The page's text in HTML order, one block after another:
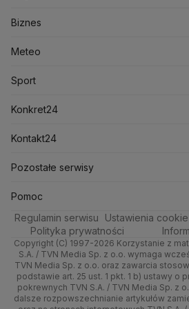
Kryptowaluty
Lotnisko Chopina
Mariusz Błaszczak
Mark Zuckerberg
Ministerstwo Aktywów Państwowych
Ministerstwo Infrastruktury
Ministerstwo Rolnictwa
Ministerstwo Rozwoju i Technologii
Ministerstwo Sportu i Turystyki
Ministerstwo Cyfryzacji
Ministerstwo Edukacji Narodowej
Ministerstwo Finansów
Ministerstwo Klimatu i Środowiska
Biznes
Meteo
Sport
Zdrowie
Technologia
Quizy
Tematy
Podcasty
Artykuły
Newslettery
Fakty po Faktach
Fakty o Świecie
Ludzie Faktów
Warszawa
Łódź
Katowice
Kraków
Poznań
Trójmiasto
Kielce
Kujawsko-pomorskie
Lublin
Lubuskie
Biznes
Najnowsze
Notowania
Pieniądze
Nieruchomości
Rynki
Dla firm
Handel
Ze świata
Tech
Moto
Meteo
Pogoda godzinowa
Pogoda długoterminowa
Pogoda na jutro
Pogoda na weekend
Najnowsze
Polska
Prognoza
Świat
Nauka
Sport
Piłka Nożna
Tenis
Kolarstwo
Skoki Narciarskie
Sporty zimowe
Lekkoatletyka
Siatkówka
F1
Konkret24
Najnowsze
Polska
Świat
Polityka
Zdrowie
Tech
Kontakt24
Najnowsze
Gorące Tematy
Wyślij zgłoszenie
Pozostałe serwisy
TVN
Dzień Dobry TVN
Uwaga TVN
HGTV
Pomoc
Centrum pomocy
Test zgodności
Oglądaj na TV
Regulamin serwisu Ustawienia cookie
Polityka prywatności
Copyright (C) 1997-2026 Korzystanie z
S.A. / TVN Media Sp. z o.o. wymaga
TVN Media Sp. z o.o. oraz zawarcia
podstawie art. 25 ust. 1 pkt. 1 b) ustawy o
pokrewnych TVN S.A. / TVN Media Sp. z
dalsze rozpowszechnianie artykułów